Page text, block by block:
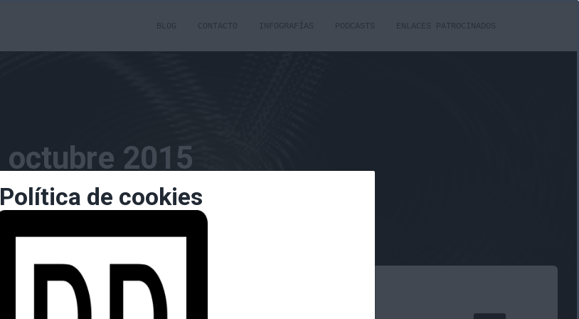
BLOG CONTACTO INFOGRAFÍAS PODCASTS ENLACES PATROCINADOS
octubre 2015
Política de cookies